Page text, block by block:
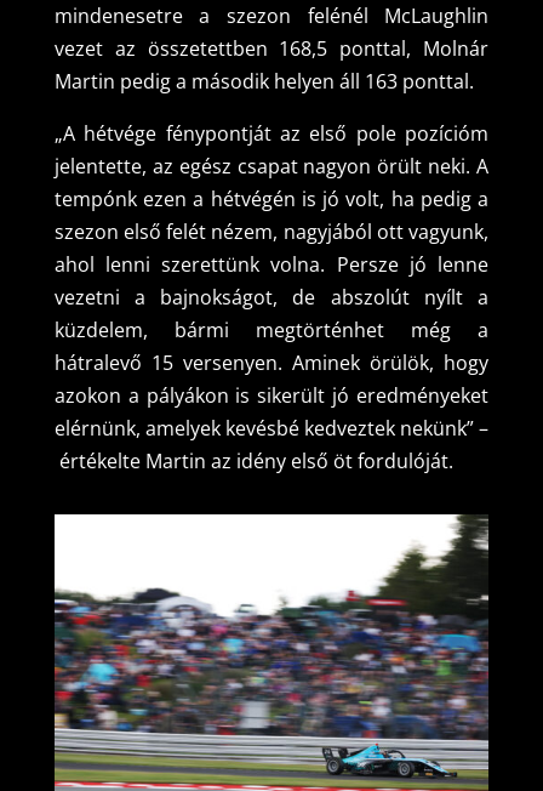
mindenesetre a szezon felénél McLaughlin
vezet az összetettben 168,5 ponttal, Molnár
Martin pedig a második helyen áll 163 ponttal.
„A hétvége fénypontját az első pole pozícióm
jelentette, az egész csapat nagyon örült neki. A
tempónk ezen a hétvégén is jó volt, ha pedig a
szezon első felét nézem, nagyjából ott vagyunk,
ahol lenni szerettünk volna. Persze jó lenne
vezetni a bajnokságot, de abszolút nyílt a
küzdelem, bármi megtörténhet még a
hátralevő 15 versenyen. Aminek örülök, hogy
azokon a pályákon is sikerült jó eredményeket
elérnünk, amelyek kevésbé kedveztek nekünk” –
értékelte Martin az idény első öt fordulóját.